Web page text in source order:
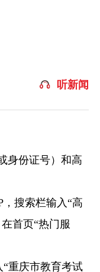
听新闻
身份证号）和高
搜索栏输入“高
首页“热门服
重庆市教育考试